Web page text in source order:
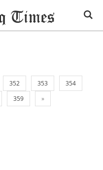
352 353
354
359 »